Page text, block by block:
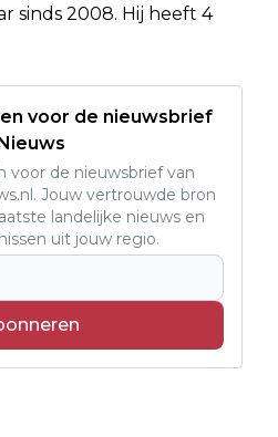
sinds 2008. Hij heeft 4
voor de nieuwsbrief
voor de nieuwsbrief van
Jouw vertrouwde bron
landelijke nieuws en
uit jouw regio.